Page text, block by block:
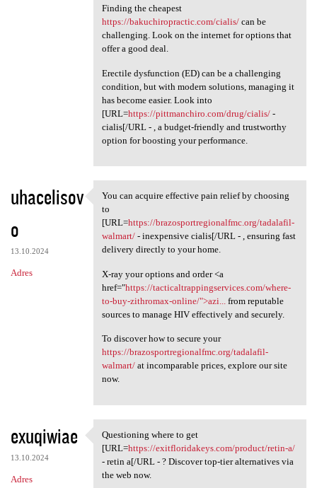
Finding the cheapest
https://bakuchiropractic.com/cialis/can be
challenging. Look on the internet for options that
offer a good deal.
Erectile dysfunction (ED) can be a challenging
condition, but with modern solutions, managing it
has become easier. Look into
[URL=https://pittmanchiro.com/drug/cialis/-
cialis[/URL - , a budget-friendly and trustworthy
option for boosting your performance.
uhacelisov
o
13.10.2024
Adres
You can acquire effective
You can acquire effective pain relief by choosing
to
[URL=https://brazosportregionalfmc.org/tadalafil-
walmart/- inexpensive cialis[/URL - , ensuring fast
delivery directly to your home.
X-ray your options and order <a
href="https://tacticaltrappingservices.com/where-
to-buy-zithromax-online/">azi...
from reputable
sources to manage HIV effectively and securely.
To discover how to secure your
https://brazosportregionalfmc.org/tadalafil-
walmart/at incomparable prices, explore our site
now.
exuqiwiae
13.10.2024
Adres
Questioning where to get [URL
Questioning where to get
[URL=https://exitfloridakeys.com/product/retin-a/
- retin a[/URL - ? Discover top-tier alternatives via
the web now.